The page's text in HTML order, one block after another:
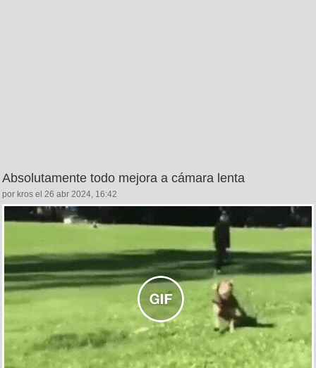
Absolutamente todo mejora a cámara lenta
por kros el 26 abr 2024, 16:42